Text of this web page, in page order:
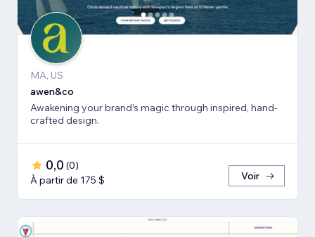
MA, US
awen&co
Awakening your brand’s magic through inspired, hand-
crafted design.
0,0 (0)
À partir de 175 $
Voir